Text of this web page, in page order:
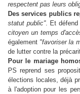
respectent pas leurs
Des services publics
statut public". Et défend
citoyen un temps
également "favoriser la
de lutter contre la
Pour le mariage
PS reprend ses
élections locales, déjà
à l'adoption pour les